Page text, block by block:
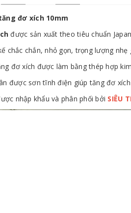
đơ xích 10mm
được sản xuất theo tiêu chuẩn
chắc chắn, nhỏ gọn, trọng lượng
đơ xích được làm bằng thép hợp
được sơn tĩnh điện giúp tăng đơ
nhập khẩu và phân phối bởi SIÊU